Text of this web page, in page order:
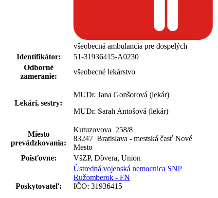
všeobecná ambulancia pre dospelých
Identifikátor:
51-31936415-A0230
Odborné
zameranie:
všeobecné lekárstvo
Lekári, sestry:
MUDr. Jana Gonšorová (lekár)
MUDr. Sarah Antošová (lekár)
Miesto
prevádzkovania:
Kutuzovova 258/8
83247 Bratislava - mestská časť Nové
Mesto
Poisťovne:
VšZP, Dôvera, Union
Poskytovateľ:
Ústredná vojenská nemocnica SNP
Ružomberok - FN
IČO: 31936415